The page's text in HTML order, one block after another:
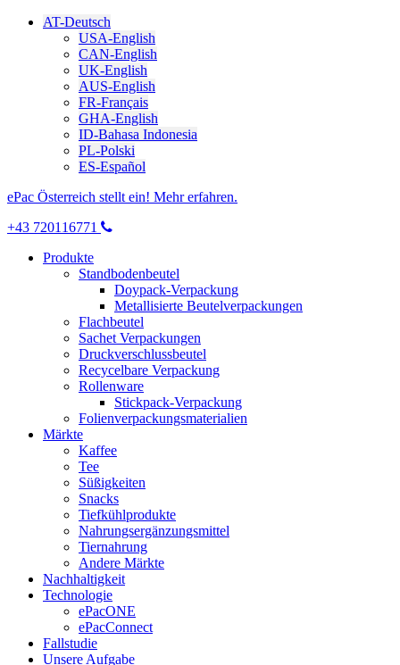
AT-Deutsch
USA-English
CAN-English
UK-English
AUS-English
FR-Français
GHA-English
ID-Bahasa Indonesia
PL-Polski
ES-Español
ePac Österreich stellt ein! Mehr erfahren.
+43 720116771
Produkte
Standbodenbeutel
Doypack-Verpackung
Metallisierte Beutelverpackungen
Flachbeutel
Sachet Verpackungen
Druckverschlussbeutel
Recycelbare Verpackung
Rollenware
Stickpack-Verpackung
Folienverpackungsmaterialien
Märkte
Kaffee
Tee
Süßigkeiten
Snacks
Tiefkühlprodukte
Nahrungsergänzungsmittel
Tiernahrung
Andere Märkte
Nachhaltigkeit
Technologie
ePacONE
ePacConnect
Fallstudie
Unsere Aufgabe